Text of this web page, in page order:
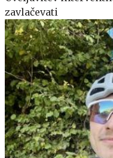
zavlačevati